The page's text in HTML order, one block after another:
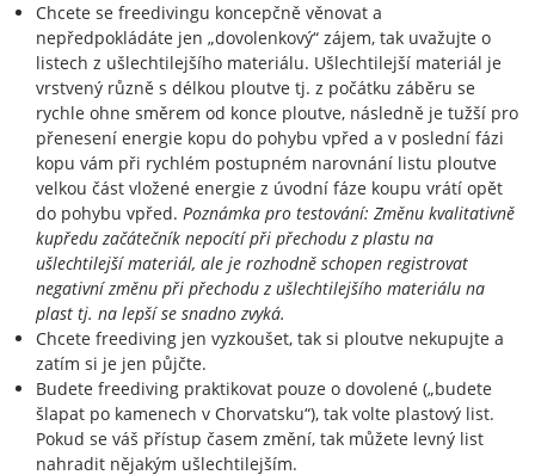
Chcete se freedivingu koncepčně věnovat a
nepředpokládáte jen „dovolenkový“ zájem, tak uvažujte o
listech z ušlechtilejšího materiálu. Ušlechtilejší materiál je
vrstvený různě s délkou ploutve tj. z počátku záběru se
rychle ohne směrem od konce ploutve, následně je tužší pro
přenesení energie kopu do pohybu vpřed a v poslední fázi
kopu vám při rychlém postupném narovnání listu ploutve
velkou část vložené energie z úvodní fáze koupu vrátí opět
do pohybu vpřed. Poznámka pro testování: Změnu kvalitativně
kupředu začátečník nepocítí při přechodu z plastu na
ušlechtilejší materiál, ale je rozhodně schopen registrovat
negativní změnu při přechodu z ušlechtilejšího materiálu na
plast tj. na lepší se snadno zvyká.
Chcete freediving jen vyzkoušet, tak si ploutve nekupujte a
zatím si je jen půjčte.
Budete freediving praktikovat pouze o dovolené („budete
šlapat po kamenech v Chorvatsku“), tak volte plastový list.
Pokud se váš přístup časem změní, tak můžete levný list
nahradit nějakým ušlechtilejším.